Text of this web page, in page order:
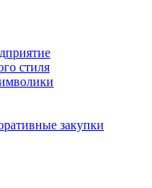
стиля
закупки